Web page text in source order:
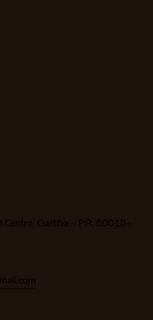
Centro, Curitiba – PR, 80010-